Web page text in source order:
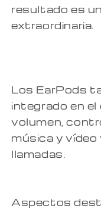
resultado es
extraordinaria.
Los EarPods
integrado en el
volumen,
música y vídeo
llamadas.
Aspectos